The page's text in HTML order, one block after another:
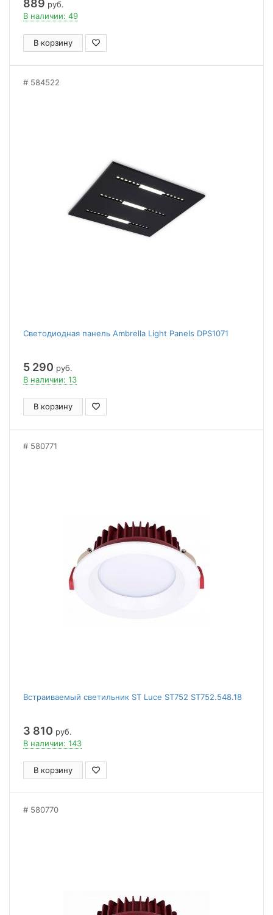
889 руб.
В наличии: 49
В корзину
584522
Светодиодная панель Ambrella Light Panels DPS1071
5 290 руб.
В наличии: 13
В корзину
580771
Встраиваемый светильник ST Luce ST752 ST752.548.18
3 810 руб.
В наличии: 143
В корзину
580770